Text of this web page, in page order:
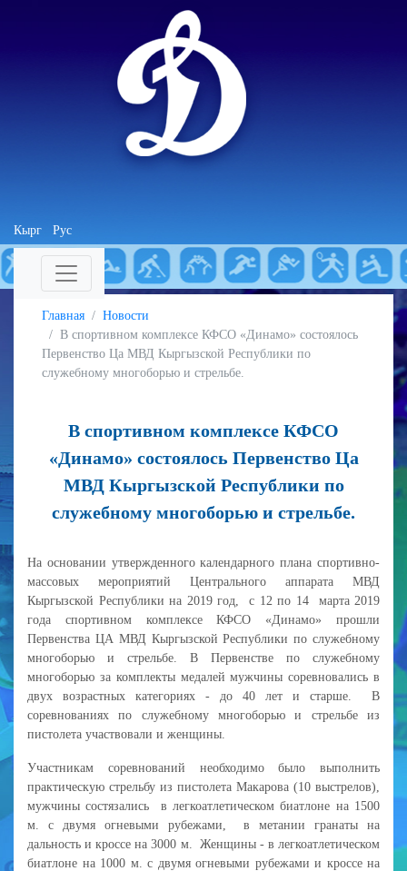
Кырг Рус
Главная
Новости
В спортивном комплексе КФСО «Динамо» состоялось
Первенство Ца МВД Кыргызской Республики по
служебному многоборью и стрельбе.
В спортивном комплексе КФСО
«Динамо» состоялось Первенство Ца
МВД Кыргызской Республики по
служебному многоборью и стрельбе.
На основании утвержденного календарного плана спортивно-
массовых мероприятий Центрального аппарата МВД
Кыргызской Республики на 2019 год, с 12 по 14 марта 2019
года спортивном комплексе КФСО «Динамо» прошли
Первенства ЦА МВД Кыргызской Республики по служебному
многоборью и стрельбе. В Первенстве по служебному
многоборью за комплекты медалей мужчины соревновались в
двух возрастных категориях - до 40 лет и старше. В
соревнованиях по служебному многоборью и стрельбе из
пистолета участвовали и женщины.
Участникам соревнований необходимо было выполнить
практическую стрельбу из пистолета Макарова (10 выстрелов),
мужчины состязались в легкоатлетическом биатлоне на 1500
м. с двумя огневыми рубежами, в метании гранаты на
дальность и кроссе на 3000 м. Женщины - в легкоатлетическом
биатлоне на 1000 м. с двумя огневыми рубежами и кроссе на